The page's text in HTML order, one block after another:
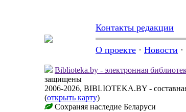
Контакты редакции
О проекте · Новости ·
Biblioteka.by - электронная
защищены
2006-2026, BIBLIOTEKA.BY -
(открыть карту)
Сохраняя наследие Беларуси